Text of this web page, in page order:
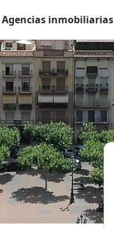
Agencias inmobiliarias